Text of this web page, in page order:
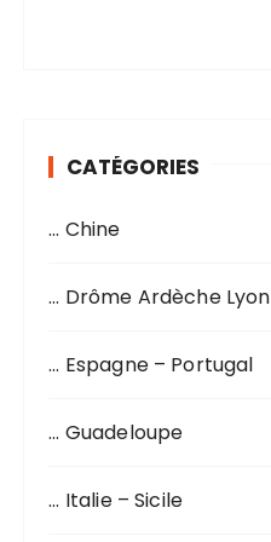
CATÉGORIES
… Chine
… Drôme Ardèche Lyon
… Espagne – Portugal
… Guadeloupe
… Italie – Sicile